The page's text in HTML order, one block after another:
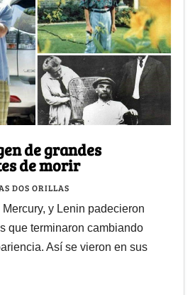
de grandes
de morir
DOS ORILLAS
y Lenin padecieron
que terminaron cambiando
Así se vieron en sus